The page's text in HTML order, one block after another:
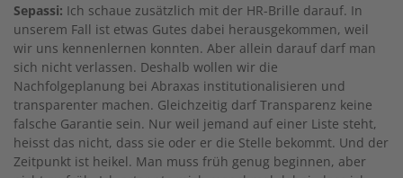
Sepassi: Ich schaue zusätzlich mit der HR-Brille darauf. In
unserem Fall ist etwas Gutes dabei herausgekommen, weil
wir uns kennenlernen konnten. Aber allein darauf darf man
sich nicht verlassen. Deshalb wollen wir die
Nachfolgeplanung bei Abraxas institutionalisieren und
transparenter machen. Gleichzeitig darf Transparenz keine
falsche Garantie sein. Nur weil jemand auf einer Liste steht,
heisst das nicht, dass sie oder er die Stelle bekommt. Und der
Zeitpunkt ist heikel. Man muss früh genug beginnen, aber